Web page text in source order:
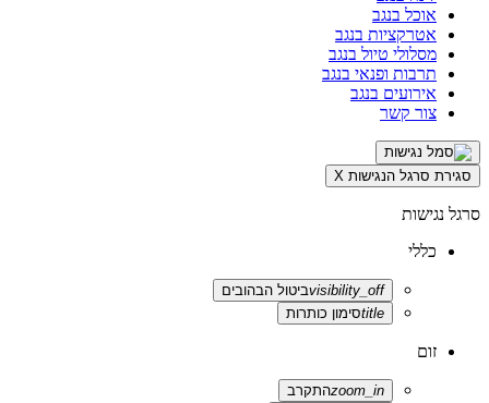
אוכל בנגב
אטרקציות בנגב
מסלולי טיול בנגב
תרבות ופנאי בנגב
אירועים בנגב
צור קשר
סגירת סרגל הנגישות X
סרגל נגישות
כללי
visibility_offביטול הבהובים
titleסימון כותרות
זום
zoom_inהתקרב